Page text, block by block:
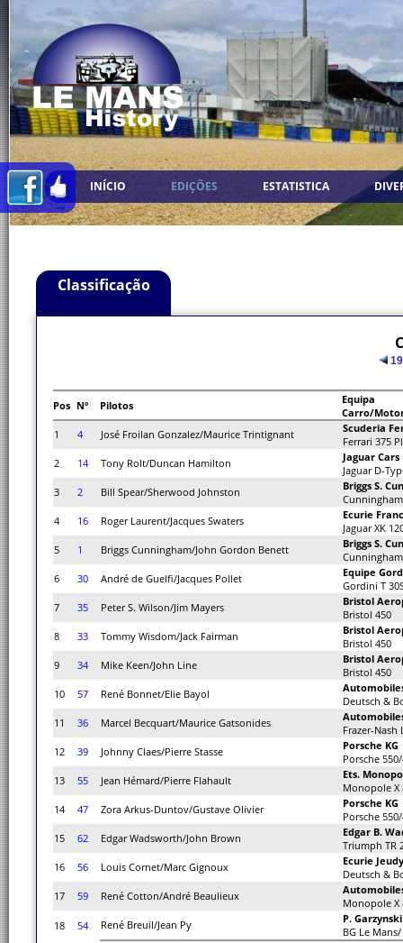
INÍCIO EDIÇÕES ESTATISTICA
Classificação
Pos Nº Pilotos
Equipa
Carro/
1
4 José Froilan Gonzalez/Maurice Trintignant
Scuderia
Ferrari 375
2
14 Tony Rolt/Duncan Hamilton
Jaguar Cars
Jaguar D-
3
2 Bill Spear/Sherwood Johnston
Briggs S.
4
16 Roger Laurent/Jacques Swaters
Ecurie
Jaguar XK
5
1 Briggs Cunningham/John Gordon Benett
Briggs S.
6
30 André de Guelfi/Jacques Pollet
Equipe
Gordini T
7
35 Peter S. Wilson/Jim Mayers
Bristol
Bristol 450
8
33 Tommy Wisdom/Jack Fairman
Bristol
Bristol 450
9
34 Mike Keen/John Line
Bristol
Bristol 450
10
57 René Bonnet/Elie Bayol
Deutsch &
11
36 Marcel Becquart/Maurice Gatsonides
Frazer-Nash
12
39 Johnny Claes/Pierre Stasse
Porsche KG
Porsche
13
55 Jean Hémard/Pierre Flahault
Ets.
Monopole X
14
47 Zora Arkus-Duntov/Gustave Olivier
Porsche KG
Porsche
15
62 Edgar Wadsworth/John Brown
Edgar B.
Triumph TR
16
56 Louis Cornet/Marc Gignoux
Ecurie
Deutsch &
17
59 René Cotton/André Beaulieux
Monopole X
18
54 René Breuil/Jean Py
P. Garzynski
BG Le